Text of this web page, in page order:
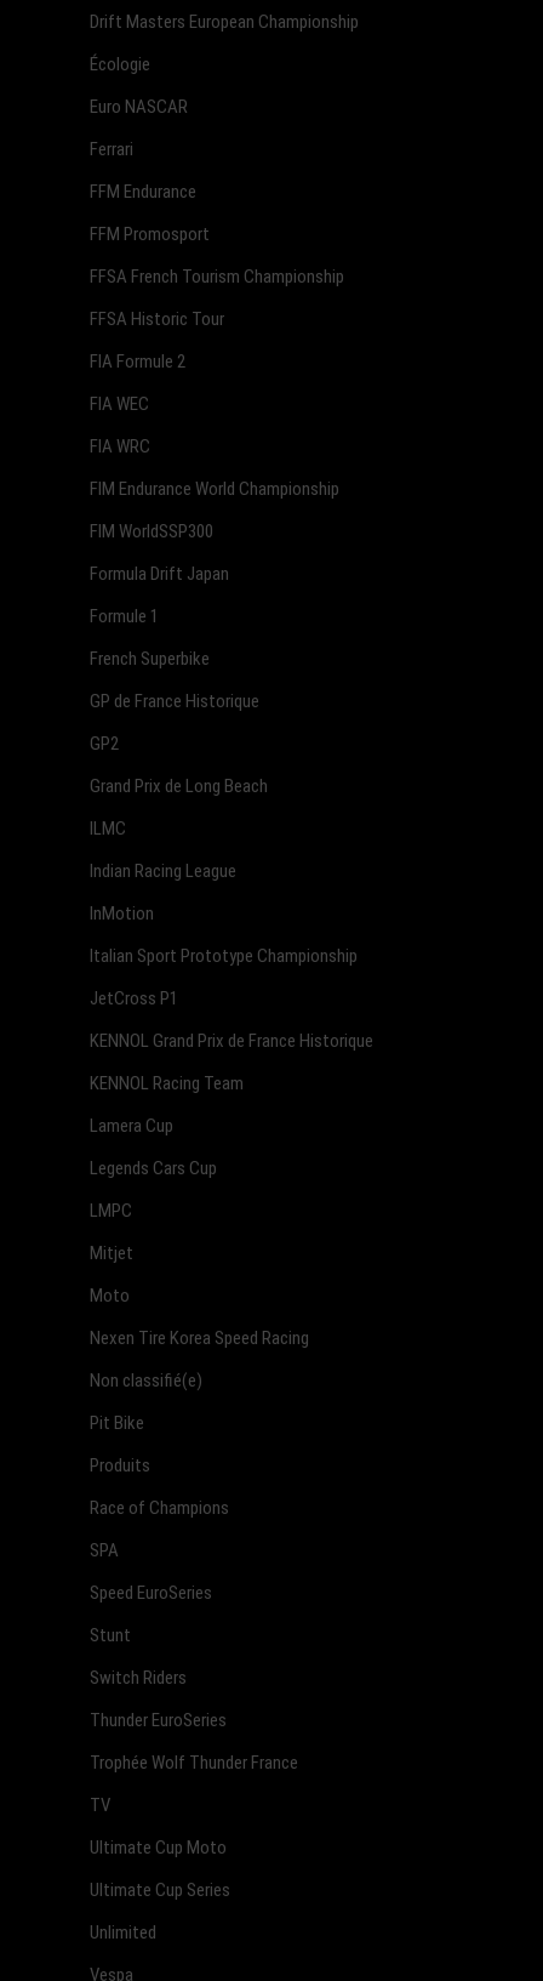
Drift Masters European Championship
Écologie
Euro NASCAR
Ferrari
FFM Endurance
FFM Promosport
FFSA French Tourism Championship
FFSA Historic Tour
FIA Formule 2
FIA WEC
FIA WRC
FIM Endurance World Championship
FIM WorldSSP300
Formula Drift Japan
Formule 1
French Superbike
GP de France Historique
GP2
Grand Prix de Long Beach
ILMC
Indian Racing League
InMotion
Italian Sport Prototype Championship
JetCross P1
KENNOL Grand Prix de France Historique
KENNOL Racing Team
Lamera Cup
Legends Cars Cup
LMPC
Mitjet
Moto
Nexen Tire Korea Speed Racing
Non classifié(e)
Pit Bike
Produits
Race of Champions
SPA
Speed EuroSeries
Stunt
Switch Riders
Thunder EuroSeries
Trophée Wolf Thunder France
TV
Ultimate Cup Moto
Ultimate Cup Series
Unlimited
Vespa